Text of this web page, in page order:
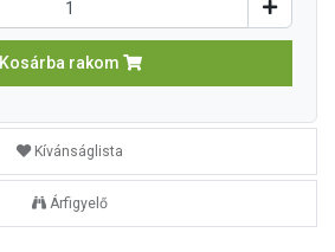
Kosárba rakom
Kívánságlista
Árfigyelő